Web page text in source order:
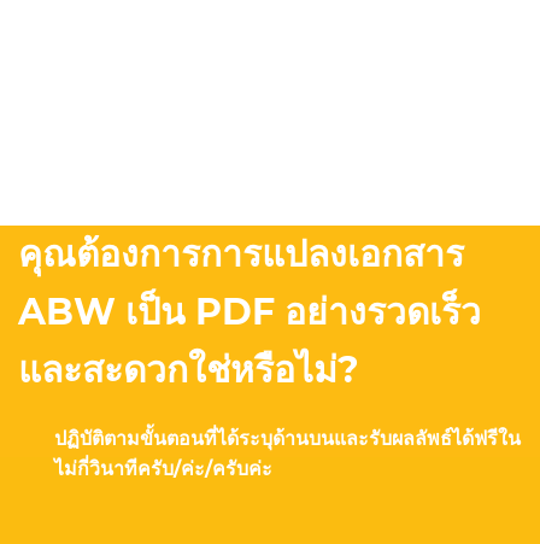
คุณต้องการการแปลงเอกสาร
ABW เป็น PDF อย่างรวดเร็ว
และสะดวกใช่หรือไม่?
ปฏิบัติตามขั้นตอนที่ได้ระบุด้านบนและรับผลลัพธ์ได้ฟรีใน
ไม่กี่วินาทีครับ/ค่ะ/ครับค่ะ